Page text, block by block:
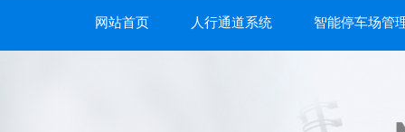
网站首页 人行通道系统 智能停车场管